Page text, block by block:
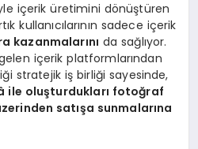
içerik üretimini dönüştüren
kullanıcılarının sadece içerik
kazanmalarını da sağlıyor.
içerik platformlarından
stratejik iş birliği sayesinde,
ile oluşturdukları fotoğraf
satışa sunmalarına